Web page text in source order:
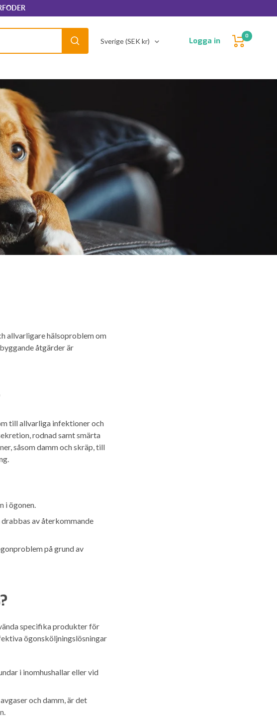
Land/RegionSverige (SEK kr) Logga in
0
allvarligare hälsoproblem om
åtgärder är
till allvarliga infektioner och
rodnad samt smärta
såsom damm och skräp, till
i ögonen.
av återkommande
på grund av
specifika produkter för
ögonsköljningslösningar
i inomhushallar eller vid
och damm, är det